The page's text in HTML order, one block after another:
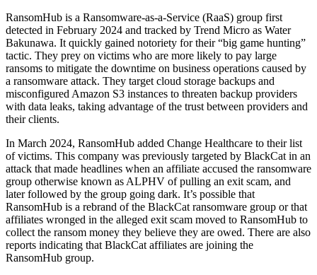
RansomHub is a Ransomware-as-a-Service (RaaS) group first
detected in February 2024 and tracked by Trend Micro as Water
Bakunawa. It quickly gained notoriety for their “big game hunting”
tactic. They prey on victims who are more likely to pay large
ransoms to mitigate the downtime on business operations caused by
a ransomware attack. They target cloud storage backups and
misconfigured Amazon S3 instances to threaten backup providers
with data leaks, taking advantage of the trust between providers and
their clients.
In March 2024, RansomHub added Change Healthcare to their list
of victims. This company was previously targeted by BlackCat in an
attack that made headlines when an affiliate accused the ransomware
group otherwise known as ALPHV of pulling an exit scam, and
later followed by the group going dark. It’s possible that
RansomHub is a rebrand of the BlackCat ransomware group or that
affiliates wronged in the alleged exit scam moved to RansomHub to
collect the ransom money they believe they are owed. There are also
reports indicating that BlackCat affiliates are joining the
RansomHub group.